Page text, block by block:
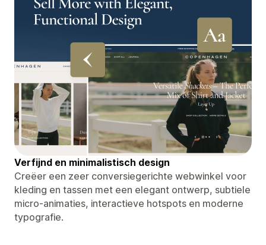
Verfijnd en minimalistisch design
Creëer een zeer conversiegerichte webwinkel voor
kleding en tassen met een elegant ontwerp, subtiele
micro-animaties, interactieve hotspots en moderne
typografie.